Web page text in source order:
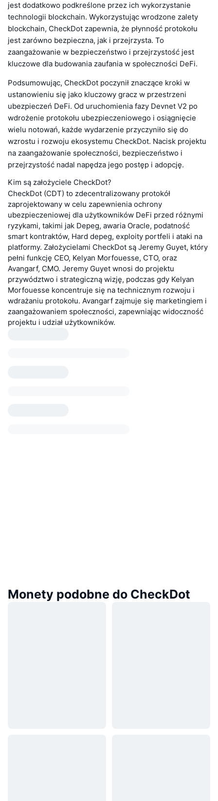
jest dodatkowo podkreślone przez ich wykorzystanie
technologii blockchain. Wykorzystując wrodzone zalety
blockchain, CheckDot zapewnia, że płynność protokołu
jest zarówno bezpieczna, jak i przejrzysta. To
zaangażowanie w bezpieczeństwo i przejrzystość jest
kluczowe dla budowania zaufania w społeczności DeFi.
Podsumowując, CheckDot poczynił znaczące kroki w
ustanowieniu się jako kluczowy gracz w przestrzeni
ubezpieczeń DeFi. Od uruchomienia fazy Devnet V2 po
wdrożenie protokołu ubezpieczeniowego i osiągnięcie
wielu notowań, każde wydarzenie przyczyniło się do
wzrostu i rozwoju ekosystemu CheckDot. Nacisk projektu
na zaangażowanie społeczności, bezpieczeństwo i
przejrzystość nadal napędza jego postęp i adopcję.
Kim są założyciele CheckDot?
CheckDot (CDT) to zdecentralizowany protokół
zaprojektowany w celu zapewnienia ochrony
ubezpieczeniowej dla użytkowników DeFi przed różnymi
ryzykami, takimi jak Depeg, awaria Oracle, podatność
smart kontraktów, Hard depeg, exploity portfeli i ataki na
platformy. Założycielami CheckDot są Jeremy Guyet, który
pełni funkcję CEO, Kelyan Morfouesse, CTO, oraz
Avangarf, CMO. Jeremy Guyet wnosi do projektu
przywództwo i strategiczną wizję, podczas gdy Kelyan
Morfouesse koncentruje się na technicznym rozwoju i
wdrażaniu protokołu. Avangarf zajmuje się marketingiem i
zaangażowaniem społeczności, zapewniając widoczność
projektu i udział użytkowników.
Monety podobne do CheckDot